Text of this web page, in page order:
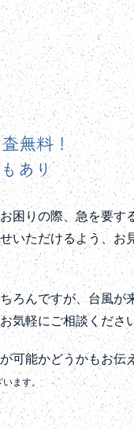
無料！
あり
困りの際、急を要す
いただけるよう、お
ろんですが、台風が
気軽にご相談くださ
可能かどうかもお伝
ます。